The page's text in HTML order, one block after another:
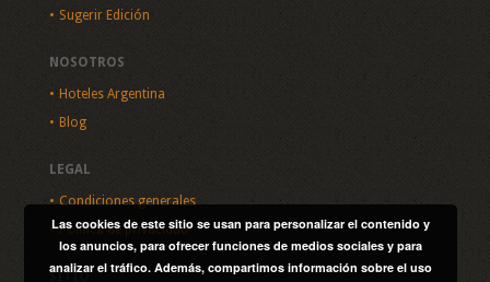
Sugerir Edición
NOSOTROS
Hoteles Argentina
Blog
LEGAL
Condiciones generales
Política de privacidad
SITIO
Las cookies de este sitio se usan para personalizar el contenido y
los anuncios, para ofrecer funciones de medios sociales y para
analizar el tráfico. Además, compartimos información sobre el uso